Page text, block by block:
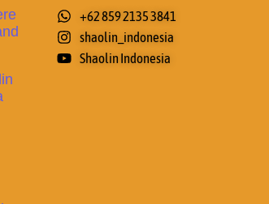
+62 859 2135 3841
shaolin_indonesia
Shaolin Indonesia